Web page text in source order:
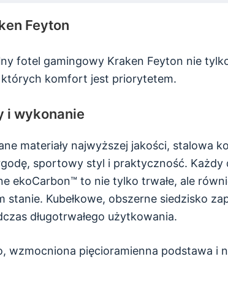
Feyton
fotel gamingowy Kraken Feyton nie
komfort jest priorytetem.
i wykonanie
materiały najwyższej jakości, stalowa
sportowy styl i praktyczność. Każdy
ekoCarbon™ to nie tylko trwałe, ale
stanie. Kubełkowe, obszerne siedzisko
długotrwałego użytkowania.
wzmocniona pięcioramienna podstawa i